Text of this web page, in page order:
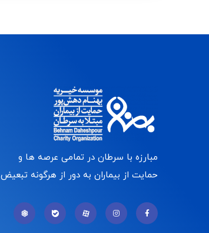
مبارزه با سرطان در تمامی عرصه ها و
حمایت از بیماران به دور از هرگونه تبعیض